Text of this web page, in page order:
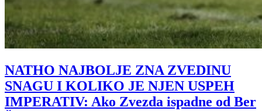
NATHO NAJBOLJE ZNA ZVEDINU
SNAGU I KOLIKO JE NJEN USPEH
IMPERATIV: Ako Zvezda ispadne od Ber